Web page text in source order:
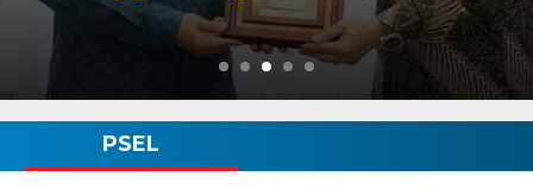
PSEL